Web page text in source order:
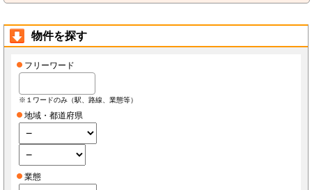
物件を探す
フリーワード
※１ワードのみ（駅、路線、業態等）
地域・都道府県
業態